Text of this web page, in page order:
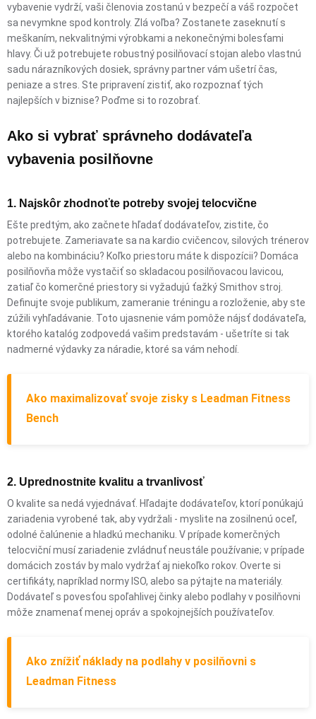
vybavenie vydrží, vaši členovia zostanú v bezpečí a váš rozpočet
sa nevymkne spod kontroly. Zlá voľba? Zostanete zaseknutí s
meškaním, nekvalitnými výrobkami a nekonečnými bolesťami
hlavy. Či už potrebujete robustný posilňovací stojan alebo vlastnú
sadu nárazníkových dosiek, správny partner vám ušetrí čas,
peniaze a stres. Ste pripravení zistiť, ako rozpoznať tých
najlepších v biznise? Poďme si to rozobrať.
Ako si vybrať správneho dodávateľa
vybavenia posilňovne
1. Najskôr zhodnoťte potreby svojej telocvične
Ešte predtým, ako začnete hľadať dodávateľov, zistite, čo
potrebujete. Zameriavate sa na kardio cvičencov, silových trénerov
alebo na kombináciu? Koľko priestoru máte k dispozícii? Domáca
posilňovňa môže vystačiť so skladacou posilňovacou lavicou,
zatiaľ čo komerčné priestory si vyžadujú ťažký Smithov stroj.
Definujte svoje publikum, zameranie tréningu a rozloženie, aby ste
zúžili vyhľadávanie. Toto ujasnenie vám pomôže nájsť dodávateľa,
ktorého katalóg zodpovedá vašim predstavám - ušetríte si tak
nadmerné výdavky za náradie, ktoré sa vám nehodí.
Ako maximalizovať svoje zisky s Leadman Fitness
Bench
2. Uprednostnite kvalitu a trvanlivosť
O kvalite sa nedá vyjednávať. Hľadajte dodávateľov, ktorí ponúkajú
zariadenia vyrobené tak, aby vydržali - myslite na zosilnenú oceľ,
odolné čalúnenie a hladkú mechaniku. V prípade komerčných
telocviční musí zariadenie zvládnuť neustále používanie; v prípade
domácich zostáv by malo vydržať aj niekoľko rokov. Overte si
certifikáty, napríklad normy ISO, alebo sa pýtajte na materiály.
Dodávateľ s povesťou spoľahlivej činky alebo podlahy v posilňovni
môže znamenať menej opráv a spokojnejších používateľov.
Ako znížiť náklady na podlahy v posilňovni s
Leadman Fitness